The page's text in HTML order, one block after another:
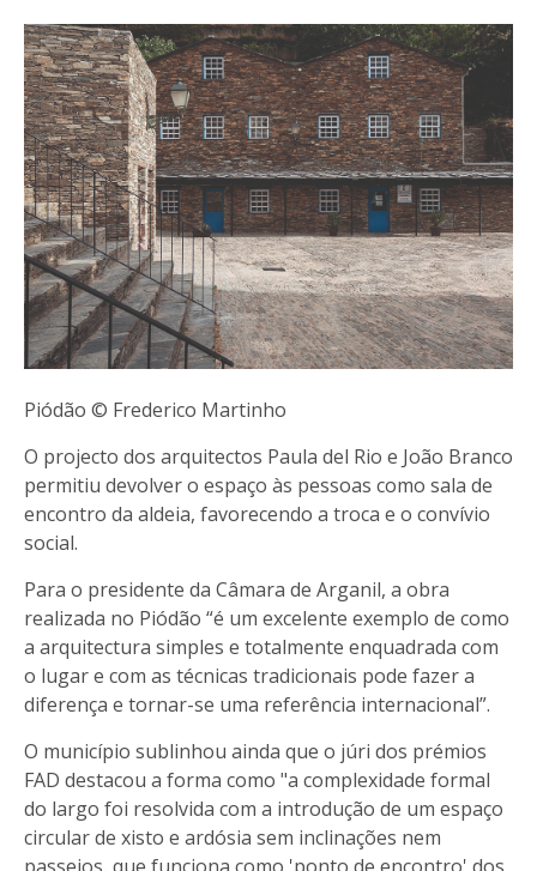
Piódão © Frederico Martinho
O projecto dos arquitectos Paula del Rio e João Branco
permitiu devolver o espaço às pessoas como sala de
encontro da aldeia, favorecendo a troca e o convívio
social.
Para o presidente da Câmara de Arganil, a obra
realizada no Piódão “é um excelente exemplo de como
a arquitectura simples e totalmente enquadrada com
o lugar e com as técnicas tradicionais pode fazer a
diferença e tornar-se uma referência internacional”.
O município sublinhou ainda que o júri dos prémios
FAD destacou a forma como "a complexidade formal
do largo foi resolvida com a introdução de um espaço
circular de xisto e ardósia sem inclinações nem